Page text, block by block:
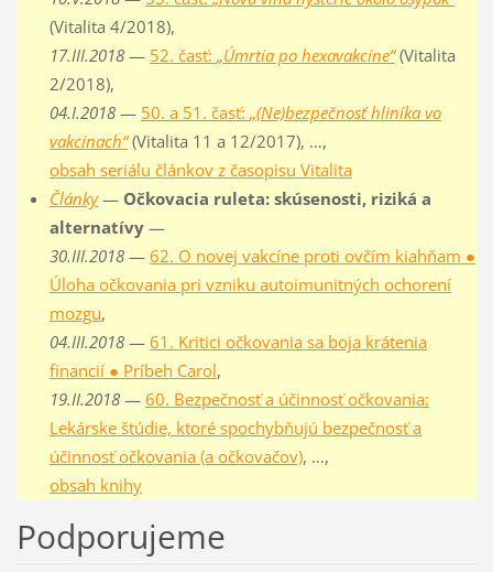
(Vitalita 4/2018),
17.III.2018— 52. časť: „Úmrtia po hexavakcíne“(Vitalita
2/2018),
04.I.2018— 50. a 51. časť: „(Ne)bezpečnosť hliníka vo
vakcínach“(Vitalita 11 a 12/2017), …,
obsah seriálu článkov z časopisu Vitalita
Články— Očkovacia ruleta: skúsenosti, riziká a
alternatívy—
30.III.2018— 62. O novej vakcíne proti ovčím kiahňam ●
Úloha očkovania pri vzniku autoimunitných ochorení
mozgu,
04.III.2018— 61. Kritici očkovania sa boja krátenia
financií ● Príbeh Carol,
19.II.2018— 60. Bezpečnosť a účinnosť očkovania:
Lekárske štúdie, ktoré spochybňujú bezpečnosť a
účinnosť očkovania (a očkovačov), …,
obsah knihy
Podporujeme